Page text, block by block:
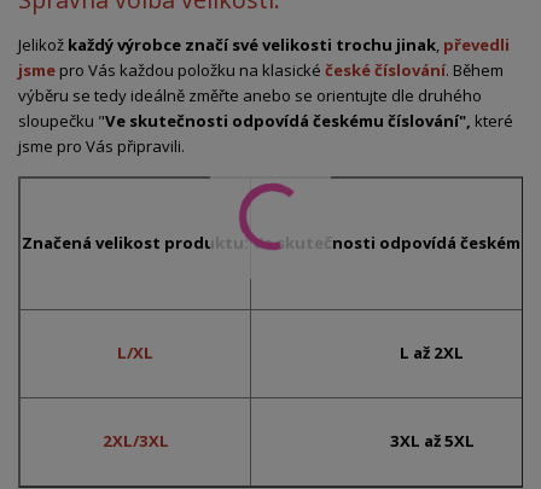
Jelikož každý výrobce značí své velikosti trochu jinak převedli
jsme pro Vás každou položku na klasické české číslování. Během
výběru se tedy ideálně změřte anebo se orientujte dle druhého
sloupečku "Ve skutečnosti odpovídá českému číslování", které
jsme pro Vás připravili.
Značená velikost produktu:Ve skutečnosti odpovídá českému
L/XL L až 2XL
2XL/3XL 3XL až 5XL